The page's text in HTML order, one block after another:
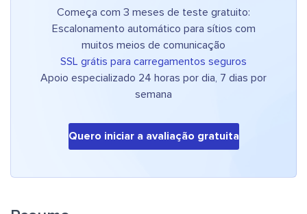
Começa com 3 meses de teste gratuito:
Escalonamento automático para sítios com
muitos meios de comunicação
SSL grátis para carregamentos seguros
Apoio especializado 24 horas por dia, 7 dias por
semana
Quero iniciar a avaliação gratuita